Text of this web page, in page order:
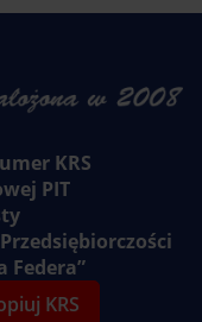
KRS
PIT
Federa”
KRS